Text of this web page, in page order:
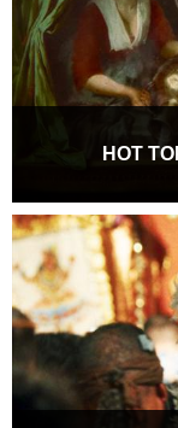
HOT
Rande,
možností je
Více informací